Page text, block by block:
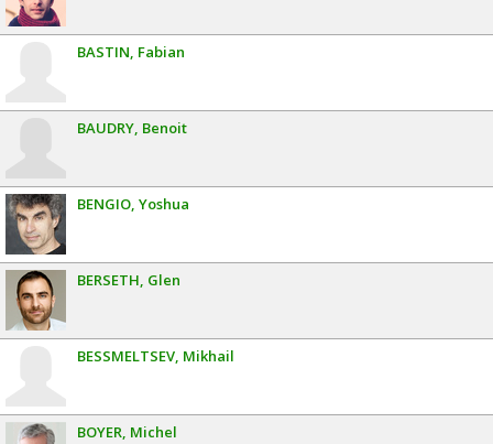
BASTIN Fabian
BAUDRY Benoit
BENGIO Yoshua
BERSETH Glen
BESSMELTSEV Mikhail
BOYER Michel